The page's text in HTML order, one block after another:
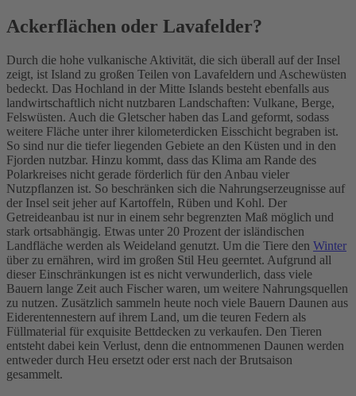
Ackerflächen oder Lavafelder?
Durch die hohe vulkanische Aktivität, die sich überall auf der Insel
zeigt, ist Island zu großen Teilen von Lavafeldern und Aschewüsten
bedeckt. Das Hochland in der Mitte Islands besteht ebenfalls aus
landwirtschaftlich nicht nutzbaren Landschaften: Vulkane, Berge,
Felswüsten. Auch die Gletscher haben das Land geformt, sodass
weitere Fläche unter ihrer kilometerdicken Eisschicht begraben ist.
So sind nur die tiefer liegenden Gebiete an den Küsten und in den
Fjorden nutzbar. Hinzu kommt, dass das Klima am Rande des
Polarkreises nicht gerade förderlich für den Anbau vieler
Nutzpflanzen ist. So beschränken sich die Nahrungserzeugnisse auf
der Insel seit jeher auf Kartoffeln, Rüben und Kohl. Der
Getreideanbau ist nur in einem sehr begrenzten Maß möglich und
stark ortsabhängig. Etwas unter 20 Prozent der isländischen
Landfläche werden als Weideland genutzt. Um die Tiere den Winter
über zu ernähren, wird im großen Stil Heu geerntet. Aufgrund all
dieser Einschränkungen ist es nicht verwunderlich, dass viele
Bauern lange Zeit auch Fischer waren, um weitere Nahrungsquellen
zu nutzen. Zusätzlich sammeln heute noch viele Bauern Daunen aus
Eiderentennestern auf ihrem Land, um die teuren Federn als
Füllmaterial für exquisite Bettdecken zu verkaufen. Den Tieren
entsteht dabei kein Verlust, denn die entnommenen Daunen werden
entweder durch Heu ersetzt oder erst nach der Brutsaison
gesammelt.